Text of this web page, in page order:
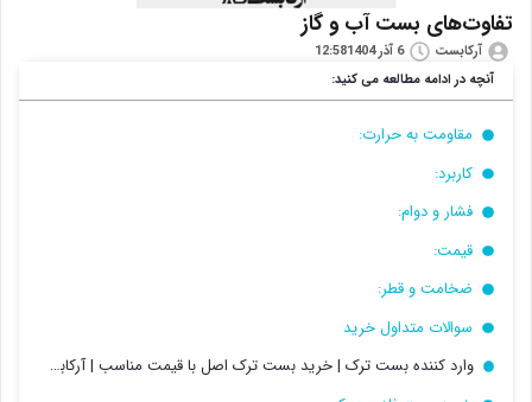
تفاوت‌های بست آب و گاز
آرکابست 6 آذر 1404
12:58
آنچه در ادامه مطالعه می کنید:
مقاومت به حرارت:
کاربرد:
فشار و دوام:
قیمت:
ضخامت و قطر:
سوالات متداول خرید
وارد کننده بست ترک | خرید بست ترک اصل با قیمت مناسب | آرکابست